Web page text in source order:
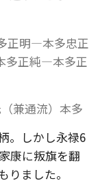
正明―本多忠正
正純―本多正
兼通流）本多
。しかし永禄6
康に叛旗を翻
りました。